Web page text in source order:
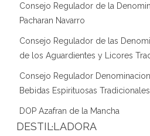
Consejo Regulador de la
Pacharan Navarro
Consejo Regulador de las
de los Aguardientes y Licores
Consejo Regulador
Bebidas Espirituosas
DOP Azafran de la Mancha
DESTIL·LADORA